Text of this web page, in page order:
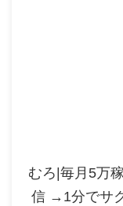
むろ|毎月5万
信 →1分でサ